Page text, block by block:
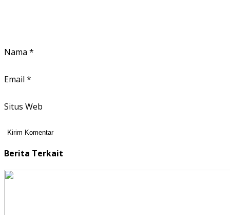
Nama *
Email *
Situs Web
Berita Terkait